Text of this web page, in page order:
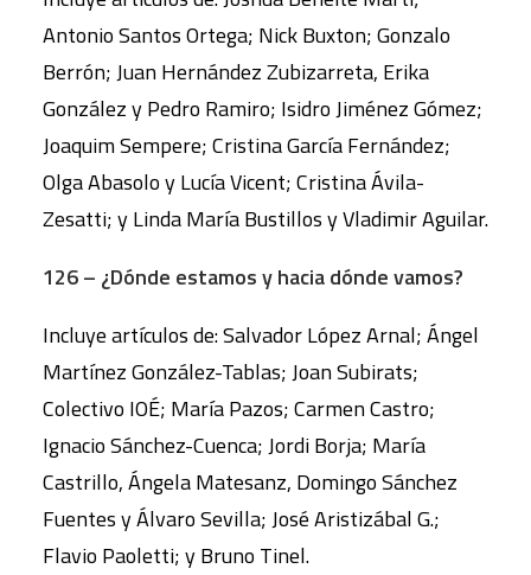
Antonio Santos Ortega; Nick Buxton; Gonzalo
Berrón; Juan Hernández Zubizarreta, Erika
González y Pedro Ramiro; Isidro Jiménez Gómez;
Joaquim Sempere; Cristina García Fernández;
Olga Abasolo y Lucía Vicent; Cristina Ávila-
Zesatti; y Linda María Bustillos y Vladimir Aguilar.
126 – ¿Dónde estamos y hacia dónde vamos?
Incluye artículos de: Salvador López Arnal; Ángel
Martínez González-Tablas; Joan Subirats;
Colectivo IOÉ; María Pazos; Carmen Castro;
Ignacio Sánchez-Cuenca; Jordi Borja; María
Castrillo, Ángela Matesanz, Domingo Sánchez
Fuentes y Álvaro Sevilla; José Aristizábal G.;
Flavio Paoletti; y Bruno Tinel.